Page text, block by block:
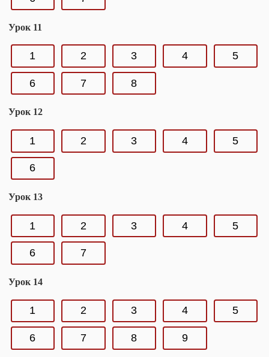
Урок 11
1 2 3 4 5
6 7 8
Урок 12
1 2 3 4 5
6
Урок 13
1 2 3 4 5
6 7
Урок 14
1 2 3 4 5
6 7 8 9